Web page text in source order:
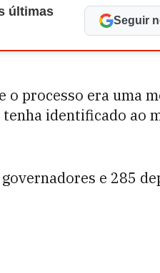
últimas
Seguir
o processo era uma
identificado ao
e 285